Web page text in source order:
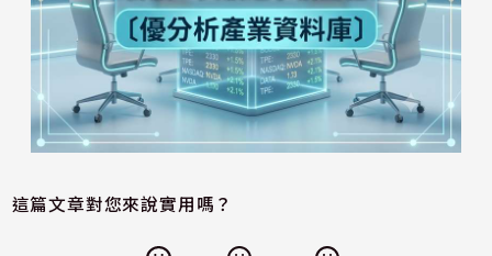
這篇文章對您來說實用嗎？